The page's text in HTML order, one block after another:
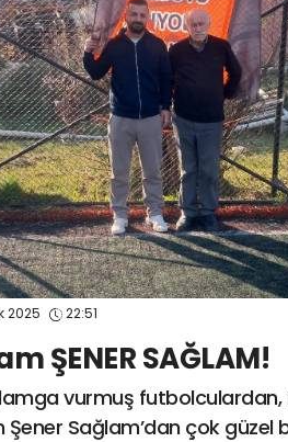
#fırat
#mert
#
#
2025 22:51
ŞENER SAĞLAM!
vurmuş futbolculardan,
Şener Sağlam’dan çok güzel